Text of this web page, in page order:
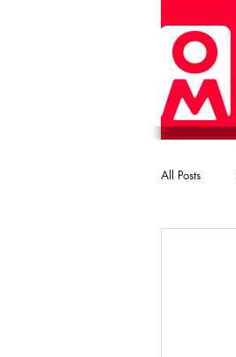
All Posts